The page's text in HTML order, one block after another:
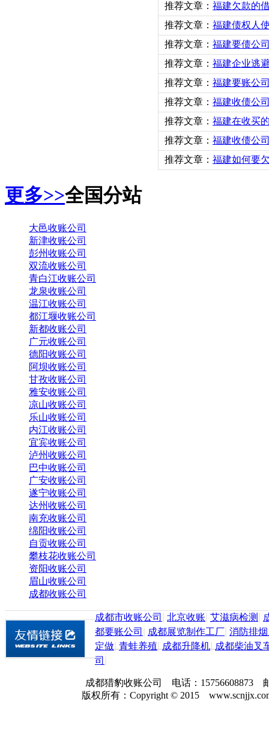
推荐文章： 福建欠款的
推荐文章： 福建债权人
推荐文章： 福建要债公
推荐文章： 福建企业逃
推荐文章： 福建要账公
推荐文章： 福建收债公
推荐文章： 福建在收买
推荐文章： 福建收债公
推荐文章： 福建如何要
更多>>全国分站
大邑收账公司
新津收账公司
彭州收账公司
双流收账公司
青白江收账公司
龙泉收账公司
温江收账公司
都江堰收账公司
新都收账公司
广元收账公司
德阳收账公司
阿坝收账公司
甘孜收账公司
雅安收账公司
凉山收账公司
乐山收账公司
内江收账公司
宜宾收账公司
泸州收账公司
巴中收账公司
广安收账公司
遂宁收账公司
达州收账公司
南充收账公司
绵阳收账公司
自贡收账公司
攀枝花收账公司
资阳收账公司
眉山收账公司
成都收账公司
成都市收账公司 北京收账 艾滋病检测
都要账公司
成都展览制作工厂 消防排
定做 青蛙养殖 成都升降机 成都柴油叉
司
成都猎豹收账公司 电话：15756608873
版权所有：Copyright © 2015